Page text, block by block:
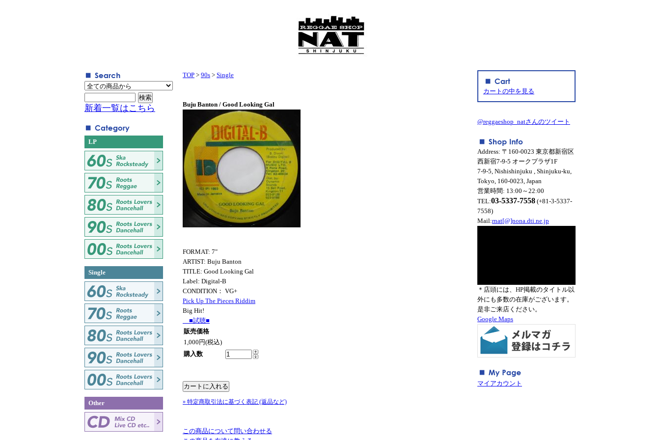
TOP > 90s > Single
Buju Banton / Good Looking Gal
FORMAT: 7"
ARTIST: Buju Banton
TITLE: Good Looking Gal
Label: Digital-B
CONDITION： VG+
Pick Up The Pieces Riddim
Big Hit!
■試聴■
販売価格
1,000円(税込)
購入数
» 特定商取引法に基づく表記 (返品など)
この商品について問い合わせる
新着一覧はこちら
LP
Single
Other
カートの中を見る
@reggaeshop_natさんのツイート
Address: 〒160-0023 東京都新宿区
西新宿7-9-5 オークプラザ1F
7-9-5, Nishishinjuku , Shinjuku-ku,
Tokyo, 160-0023, Japan
営業時間: 13:00～22:00
TEL:03-5337-7558 (+81-3-5337-
7558)
Mail:rnat[@]nona.dti.ne.jp
＊店頭には、HP掲載のタイトル以
外にも多数の在庫がございます。
是非ご来店ください。
Google Maps
マイアカウント